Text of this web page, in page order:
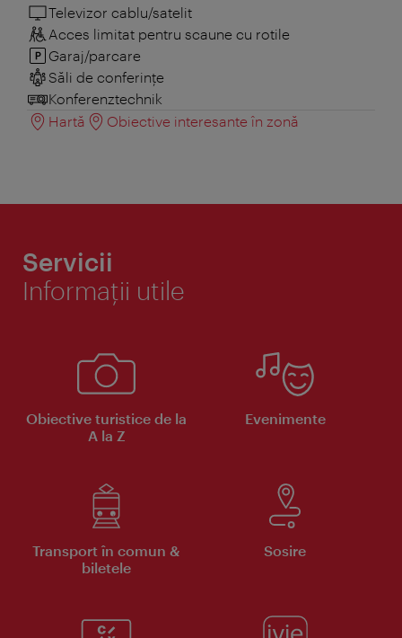
Televizor cablu/satelit
Acces limitat pentru scaune cu rotile
Garaj/parcare
Săli de conferințe
Konferenztechnik
Hartă
Obiective interesante în zonă
Servicii
Informaţii utile
Obiective turistice de la
A la Z
Evenimente
Transport în comun &
biletele
Sosire